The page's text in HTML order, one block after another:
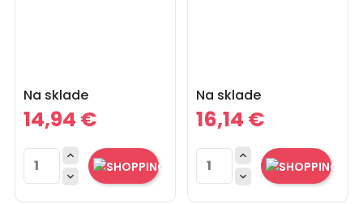
Na sklade
Cena
14,94 €


Na sklade
Cena
16,14 €

